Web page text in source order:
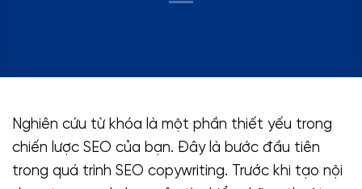
Nghiên cứu từ khóa là một phần thiết yếu trong
chiến lược SEO của bạn. Đây là bước đầu tiên
trong quá trình SEO copywriting. Trước khi tạo nội